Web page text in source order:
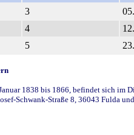
3
4
5
1838 bis 1866, befindet sich im
Schwank-Straße 8, 36043 Fulda